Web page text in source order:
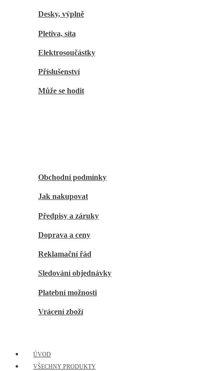
Desky, výplně
Pletiva, síta
Elektrosoučástky
Příslušenství
Může se hodit
Obchodní podmínky
Jak nakupovat
Předpisy a záruky
Doprava a ceny
Reklamační řád
Sledování objednávky
Platební možnosti
Vrácení zboží
ÚVOD
VŠECHNY PRODUKTY